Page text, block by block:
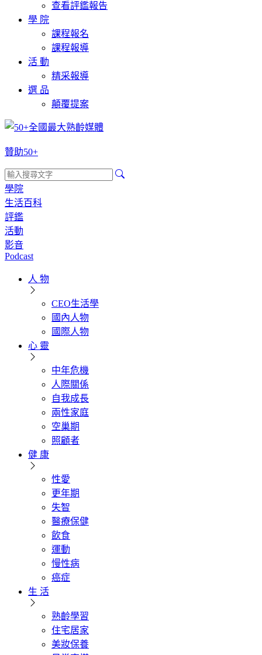
查看評鑑報告
學 院
課程報名
課程報導
活 動
精采報導
選 品
顛覆提案
贊助50+
學院
生活百科
評鑑
活動
影音
Podcast
人 物
CEO生活學
國內人物
國際人物
心 靈
中年危機
人際關係
自我成長
兩性家庭
空巢期
照顧者
健 康
性愛
更年期
失智
醫療保健
飲食
運動
慢性病
癌症
生 活
熟齡學習
住宅居家
美妝保養